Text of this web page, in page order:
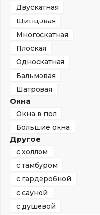
Двускатная
Щипцовая
Многоскатная
Плоская
Односкатная
Вальмовая
Шатровая
Окна
Окна в пол
Большие окна
Другое
с холлом
с тамбуром
с гардеробной
с сауной
с душевой